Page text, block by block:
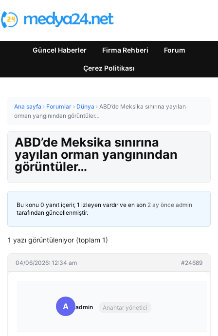
Güncel Haberler Firma Rehberi Forum
Çerez Politikası
Ana sayfa › Forumlar › Dünya › ABD’de Meksika sınırına yayılan
orman yangınından görüntüler…
ABD’de Meksika sınırına
yayılan orman yangınından
görüntüler…
Bu konu 0 yanıt içerir, 1 izleyen vardır ve en son 2 ay önce admin
tarafından güncellenmiştir.
1 yazı görüntüleniyor (toplam 1)
04/06/2026: 12:34 am #24689
A admin Anahtar yönetici